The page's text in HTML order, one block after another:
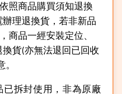
依照商品購買須知退換
理退換貨，若非新品
，商品一經安裝定位、
換貨(亦無法退回已回收
。
已拆封使用，非為原廠